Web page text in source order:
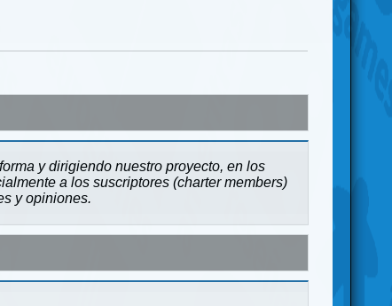
y dirigiendo nuestro proyecto, en los
a los suscriptores (charter members)
y opiniones.